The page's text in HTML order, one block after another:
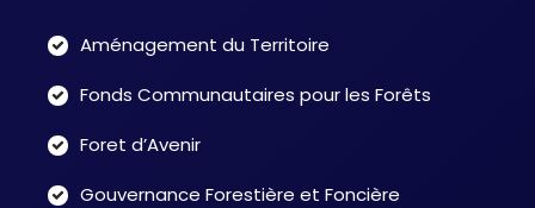
Aménagement du Territoire
Fonds Communautaires pour les Forêts
Foret d’Avenir
Gouvernance Forestière et Foncière